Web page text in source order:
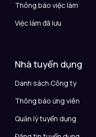
Thông báo việc làm
Việc làm đã lưu
Nhà tuyển dụng
Danh sách Công ty
Thông báo ứng viên
Quản lý tuyển dụng